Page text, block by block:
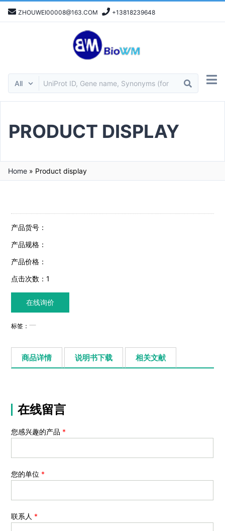
ZHOUWEI00008@163.COM +13818239648
PRODUCT DISPLAY
Home » Product display
产品货号：
产品规格：
产品价格：
点击次数：1
在线询价
标签：
商品详情 说明书下载 相关文献
在线留言
您感兴趣的产品 *
您的单位 *
联系人 *